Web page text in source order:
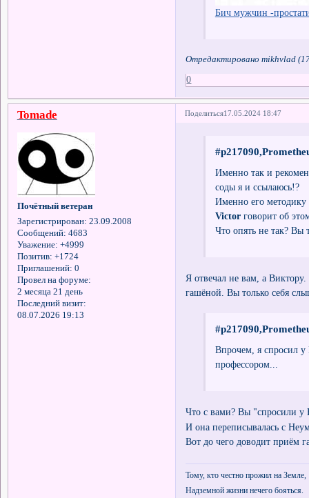
Бич мужчин -
Отредактировано mikhvlad
0
Поделиться17.05.2024 18:47
Tomade
Почётный ветеран
Зарегистрирован: 23.09.2008
Сообщений: 4683
Уважение: +4999
Позитив: +1724
Приглашений: 0
Провел на форуме:
2 месяца 21 день
Последний визит:
08.07.2026 19:13
Именно так и
соды я и ссылаюсь!?
Именно его
Victorговорит об
Что опять не так? Вы
Я отвечал не вам, а
гашёной. Вы только себя
Впрочем, я спросил у
профессором...
Что с вами? Вы "спросили у
И она переписывалась с
Вот до чего доводит приём
Тому, кто честно прожил на Земле,
Надземной жизни нечего бояться.